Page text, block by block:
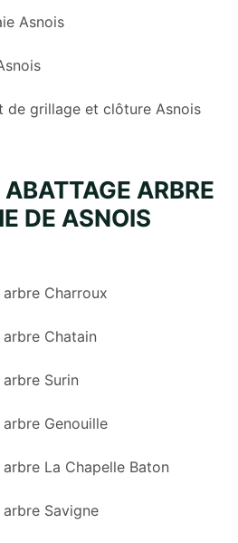
Asnois
de grillage et clôture Asnois
ARBRE
DE ASNOIS
Charroux
Chatain
Surin
Genouille
La Chapelle Baton
Savigne